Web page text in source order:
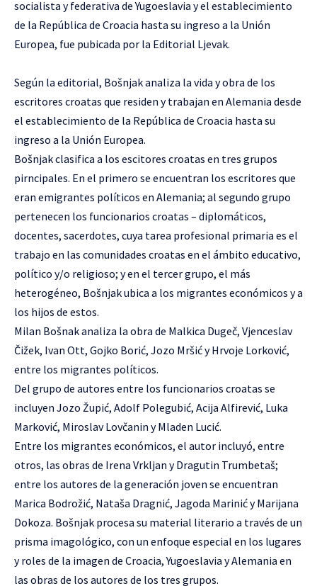
socialista y federativa de Yugoeslavia y el establecimiento
de la República de Croacia hasta su ingreso a la Unión
Europea, fue pubicada por la Editorial Ljevak.
Según la editorial, Bošnjak analiza la vida y obra de los
escritores croatas que residen y trabajan en Alemania desde
el establecimiento de la República de Croacia hasta su
ingreso a la Unión Europea.
Bošnjak clasifica a los escitores croatas en tres grupos
pirncipales. En el primero se encuentran los escritores que
eran emigrantes políticos en Alemania; al segundo grupo
pertenecen los funcionarios croatas – diplomáticos,
docentes, sacerdotes, cuya tarea profesional primaria es el
trabajo en las comunidades croatas en el ámbito educativo,
político y/o religioso; y en el tercer grupo, el más
heterogéneo, Bošnjak ubica a los migrantes económicos y a
los hijos de estos.
Milan Bošnak analiza la obra de Malkica Dugeč, Vjenceslav
Čižek, Ivan Ott, Gojko Borić, Jozo Mršić y Hrvoje Lorković,
entre los migrantes políticos.
Del grupo de autores entre los funcionarios croatas se
incluyen Jozo Župić, Adolf Polegubić, Acija Alfirević, Luka
Marković, Miroslav Lovčanin y Mladen Lucić.
Entre los migrantes económicos, el autor incluyó, entre
otros, las obras de Irena Vrkljan y Dragutin Trumbetaš;
entre los autores de la generación joven se encuentran
Marica Bodrožić, Nataša Dragnić, Jagoda Marinić y Marijana
Dokoza. Bošnjak procesa su material literario a través de un
prisma imagológico, con un enfoque especial en los lugares
y roles de la imagen de Croacia, Yugoeslavia y Alemania en
las obras de los autores de los tres grupos.